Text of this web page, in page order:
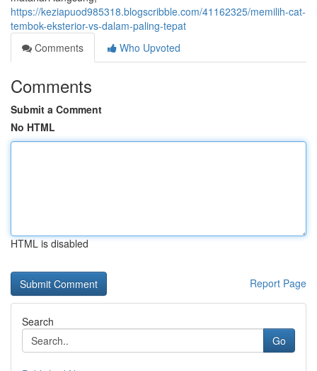
https://keziapuod985318.blogscribble.com/41162325/memilih-cat-
tembok-eksterior-vs-dalam-paling-tepat
Comments
Who Upvoted
Comments
Submit a Comment
No HTML
HTML is disabled
Report Page
Search
Go